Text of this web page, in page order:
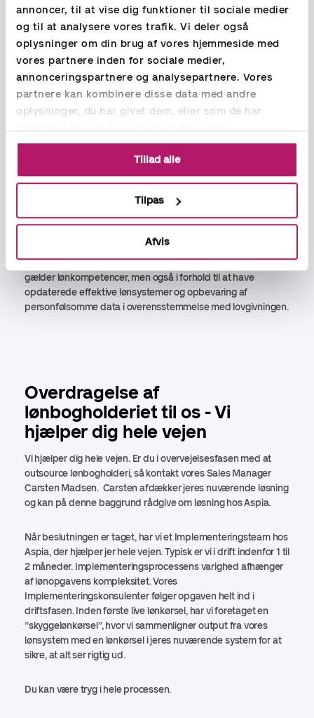
annoncer, til at vise dig funktioner til sociale medier
og til at analysere vores trafik. Vi deler også
oplysninger om din brug af vores hjemmeside med
vores partnere inden for sociale medier,
annonceringspartnere og analysepartnere. Vores
partnere kan kombinere disse data med andre
oplysninger, du har givet dem, eller som de har
indsamlet fra din brug af deres tjenester.
Tillad alle
Tilpas
Afvis
Du får en robust løsning med
stærke kompetencer indenfor
lønbogholderi
Korrekt håndtering af lønbogholderiet kræver god viden om
blandt andet ferieloven, barselsloven, sygedagpengeloven
mfl. samt skat, forsikringer og andre relaterede omkostninger.
løbende lønkonsulenter. Vælger du at, at lade Aspia stå for
lønbogholderiet, får du en robust løsning, både når det
gælder lønkompetencer, men også i forhold til at have
opdaterede effektive lønsystemer og opbevaring af
personfølsomme data i overensstemmelse med lovgivningen.
Overdragelse af
lønbogholderiet til os - Vi
hjælper dig hele vejen
Vi hjælper dig hele vejen. Er du i overvejelsesfasen med at
outsource lønbogholderi, så kontakt vores Sales Manager
Carsten Madsen. Carsten afdækker jeres nuværende løsning
og kan på denne baggrund rådgive om løsning hos Aspia.
Når beslutningen er taget, har vi et Implementeringsteam hos
Aspia, der hjælper jer hele vejen. Typisk er vi i drift indenfor 1 til
2 måneder. Implementeringsprocessens varighed afhænger
af lønopgavens kompleksitet. Vores
Implementeringskonsulenter følger opgaven helt ind i
driftsfasen. Inden første live lønkørsel, har vi foretaget en
”skyggelønkørsel”, hvor vi sammenligner output fra vores
lønsystem med en lønkørsel i jeres nuværende system for at
sikre, at alt ser rigtig ud.
Du kan være tryg i hele processen.